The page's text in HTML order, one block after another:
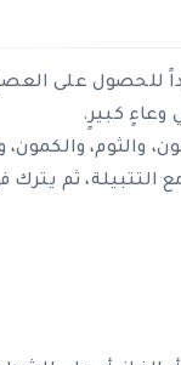
للحصول على
كبيرٍ.
والثوم،